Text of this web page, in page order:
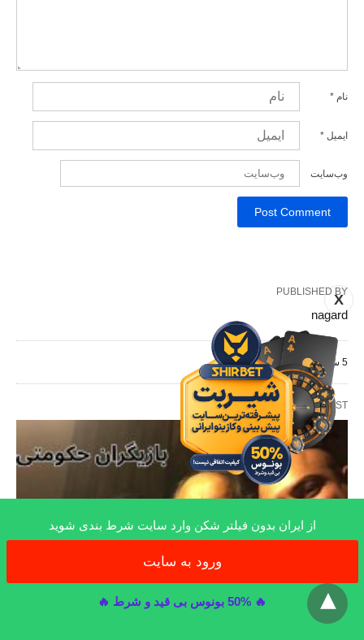
X
نام *
ایمیل *
وب‌سایت
PUBLISHED BY
nagard
5 سال AGO
RELATED POST
از ایران بدون فیلتر شکن وارد سایت شرط بندی شوید
ورود به سایت
🔥 50% بونوس بی قید و شرط 🔥